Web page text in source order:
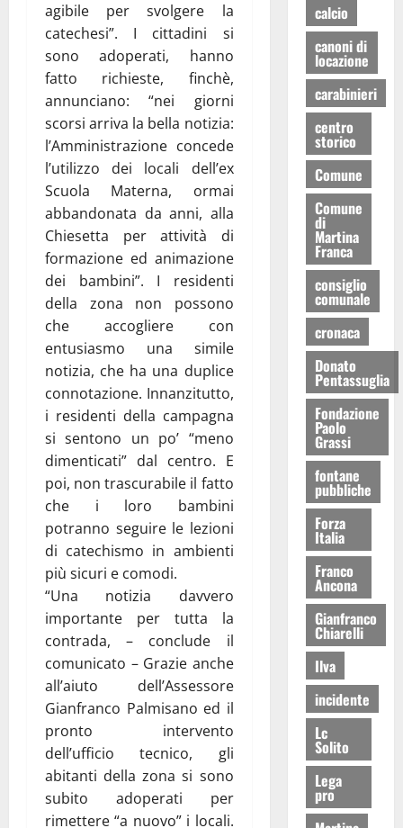
agibile per svolgere la
catechesi”. I cittadini si
sono adoperati, hanno
fatto richieste, finchè,
annunciano: “nei giorni
scorsi arriva la bella notizia:
l’Amministrazione concede
l’utilizzo dei locali dell’ex
Scuola Materna, ormai
abbandonata da anni, alla
Chiesetta per attività di
formazione ed animazione
dei bambini”. I residenti
della zona non possono
che accogliere con
entusiasmo una simile
notizia, che ha una duplice
connotazione. Innanzitutto,
i residenti della campagna
si sentono un po’ “meno
dimenticati” dal centro. E
poi, non trascurabile il fatto
che i loro bambini
potranno seguire le lezioni
di catechismo in ambienti
più sicuri e comodi.
“Una notizia davvero
importante per tutta la
contrada, – conclude il
comunicato – Grazie anche
all’aiuto dell’Assessore
Gianfranco Palmisano ed il
pronto intervento
dell’ufficio tecnico, gli
abitanti della zona si sono
subito adoperati per
rimettere “a nuovo” i locali.
calcio
canoni di
locazione
carabinieri
centro
storico
Comune
Comune
di
Martina
Franca
consiglio
comunale
cronaca
Donato
Pentassuglia
Fondazione
Paolo
Grassi
fontane
pubbliche
Forza
Italia
Franco
Ancona
Gianfranco
Chiarelli
Ilva
incidente
Lc
Solito
Lega
pro